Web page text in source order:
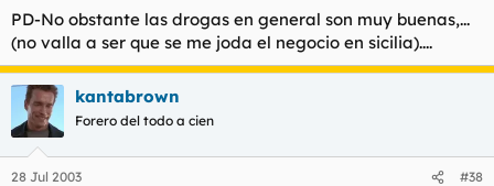
PD-No obstante las drogas en general son muy buenas,...
(no valla a ser que se me joda el negocio en sicilia)....
kantabrown
Forero del todo a cien
28 Jul 2003 #38